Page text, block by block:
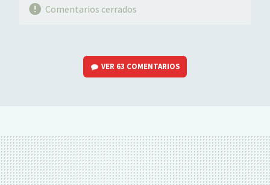
Comentarios cerrados
VER 63 COMENTARIOS